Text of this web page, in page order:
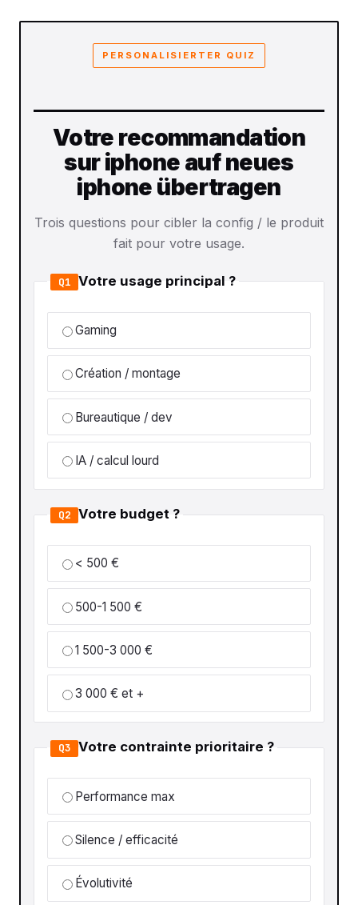
PERSONALISIERTER QUIZ
Votre recommandation
sur iphone auf neues
iphone übertragen
Trois questions pour cibler la config / le produit
fait pour votre usage.
Q1 Votre usage principal ?
Gaming
Création / montage
Bureautique / dev
IA / calcul lourd
Q2 Votre budget ?
< 500 €
500-1 500 €
1 500-3 000 €
3 000 € et +
Q3 Votre contrainte prioritaire ?
Performance max
Silence / efficacité
Évolutivité